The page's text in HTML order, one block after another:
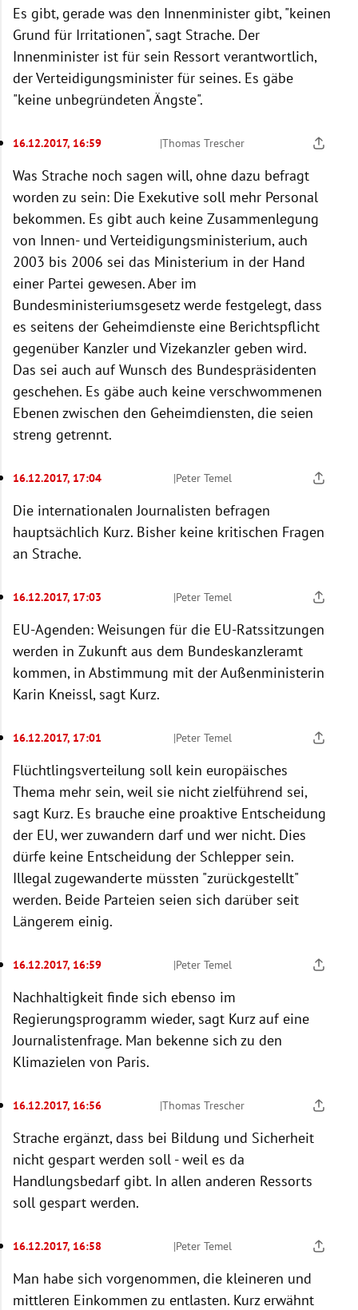
Es gibt, gerade was den Innenminister gibt, "keinen
Grund für Irritationen", sagt Strache. Der
Innenminister ist für sein Ressort verantwortlich,
der Verteidigungsminister für seines. Es gäbe
"keine unbegründeten Ängste".
16.12.2017, 16:59 |Thomas Trescher
Was Strache noch sagen will, ohne dazu befragt
worden zu sein: Die Exekutive soll mehr Personal
bekommen. Es gibt auch keine Zusammenlegung
von Innen- und Verteidigungsministerium, auch
2003 bis 2006 sei das Ministerium in der Hand
einer Partei gewesen. Aber im
Bundesministeriumsgesetz werde festgelegt, dass
es seitens der Geheimdienste eine Berichtspflicht
gegenüber Kanzler und Vizekanzler geben wird.
Das sei auch auf Wunsch des Bundespräsidenten
geschehen. Es gäbe auch keine verschwommenen
Ebenen zwischen den Geheimdiensten, die seien
streng getrennt.
16.12.2017, 17:04 |Peter Temel
Die internationalen Journalisten befragen
hauptsächlich Kurz. Bisher keine kritischen Fragen
an Strache.
16.12.2017, 17:03 |Peter Temel
EU-Agenden: Weisungen für die EU-Ratssitzungen
werden in Zukunft aus dem Bundeskanzleramt
kommen, in Abstimmung mit der Außenministerin
Karin Kneissl, sagt Kurz.
16.12.2017, 17:01 |Peter Temel
Flüchtlingsverteilung soll kein europäisches
Thema mehr sein, weil sie nicht zielführend sei,
sagt Kurz. Es brauche eine proaktive Entscheidung
der EU, wer zuwandern darf und wer nicht. Dies
dürfe keine Entscheidung der Schlepper sein.
Illegal zugewanderte müssten "zurückgestellt"
werden. Beide Parteien seien sich darüber seit
Längerem einig.
16.12.2017, 16:59 |Peter Temel
Nachhaltigkeit finde sich ebenso im
Regierungsprogramm wieder, sagt Kurz auf eine
Journalistenfrage. Man bekenne sich zu den
Klimazielen von Paris.
16.12.2017, 16:56 |Thomas Trescher
Strache ergänzt, dass bei Bildung und Sicherheit
nicht gespart werden soll - weil es da
Handlungsbedarf gibt. In allen anderen Ressorts
soll gespart werden.
16.12.2017, 16:58 |Peter Temel
Man habe sich vorgenommen, die kleineren und
mittleren Einkommen zu entlasten. Kurz erwähnt